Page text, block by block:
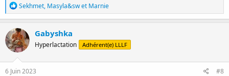
R
é
a
c
t
i
o
n
s
Sekhmet, Masyla&swet Marnie
Gabyshka
Hyperlactation Adhérent(e) LLLF
6 Juin 2023 #8